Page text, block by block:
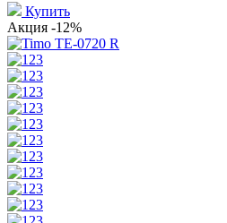
Купить
Акция -12%